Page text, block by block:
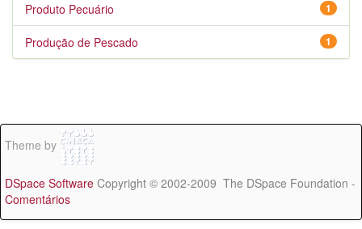
1
Produto Pecuário
1
Produção de Pescado
Theme by
DSpace Software Copyright © 2002-2009 The DSpace Foundation -
Comentários